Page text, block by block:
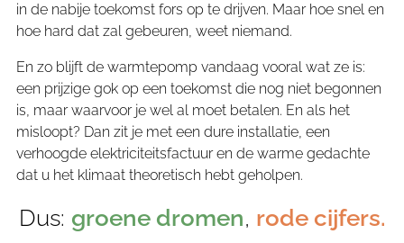
in de nabije toekomst fors op te drijven. Maar hoe snel en
hoe hard dat zal gebeuren, weet niemand.
En zo blijft de warmtepomp vandaag vooral wat ze is:
een prijzige gok op een toekomst die nog niet begonnen
is, maar waarvoor je wel al moet betalen. En als het
misloopt? Dan zit je met een dure installatie, een
verhoogde elektriciteitsfactuur en de warme gedachte
dat u het klimaat theoretisch hebt geholpen.
Dus: groene dromen, rode cijfers.